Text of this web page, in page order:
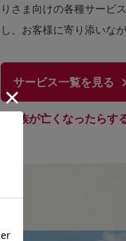
りさま向けの各種サービ
し、お客様に寄り添いな
サービス一覧を見る
家族が亡くなったらす